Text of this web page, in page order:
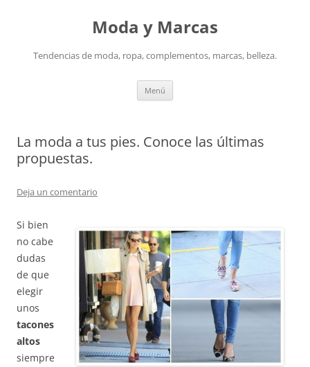
Moda y Marcas
Tendencias de moda, ropa, complementos, marcas, belleza.
Menú
La moda a tus pies. Conoce las últimas
propuestas.
Deja un comentario
Si bien
no cabe
dudas
de que
elegir
unos
tacones
altos
siempre